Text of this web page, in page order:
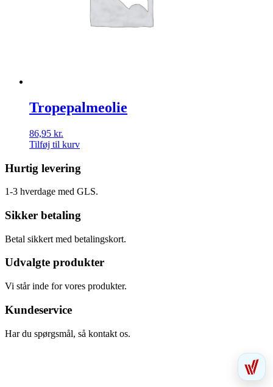
Tropepalmeolie
86,95 kr.
Tilføj til kurv
Hurtig levering
1-3 hverdage med GLS.
Sikker betaling
Betal sikkert med betalingskort.
Udvalgte produkter
Vi står inde for vores produkter.
Kundeservice
Har du spørgsmål, så kontakt os.